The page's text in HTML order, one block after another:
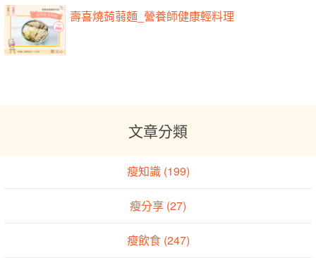
壽喜燒蒟蒻麵_營養師健康輕料理
文章分類
瘦知識 (199)
瘦分享 (27)
瘦飲食 (247)